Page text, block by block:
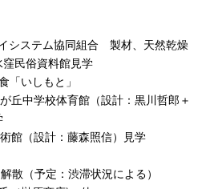
ステム協同組合 製材、天然乾燥
民俗資料館見学
いしもと」
中学校体育館（設計：黒川哲郎＋
（設計：藤森照信）見学
（予定：渋滞状況による）